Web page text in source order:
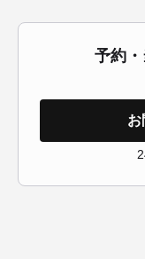
予約
お